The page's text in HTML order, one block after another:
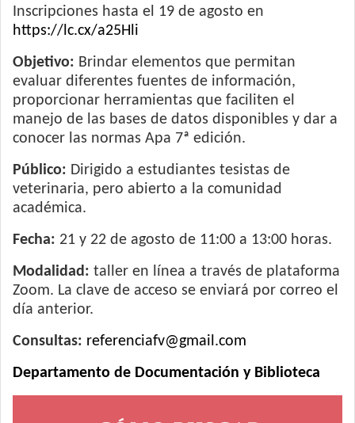
Inscripciones hasta el 19 de agosto en
https://lc.cx/a25Hli
Objetivo: Brindar elementos que permitan
evaluar diferentes fuentes de información,
proporcionar herramientas que faciliten el
manejo de las bases de datos disponibles y dar a
conocer las normas Apa 7ª edición.
Público: Dirigido a estudiantes tesistas de
veterinaria, pero abierto a la comunidad
académica.
Fecha: 21 y 22 de agosto de 11:00 a 13:00 horas.
Modalidad: taller en línea a través de plataforma
Zoom. La clave de acceso se enviará por correo el
día anterior.
Consultas: referenciafv@gmail.com
Departamento de Documentación y Biblioteca